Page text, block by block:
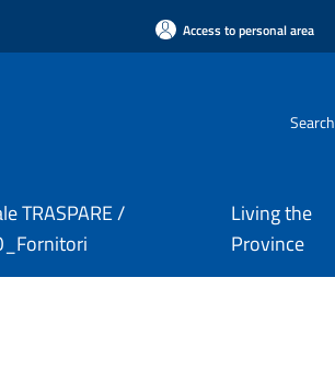
Access to personal area
Search
TRASPARE /
Living the
Province